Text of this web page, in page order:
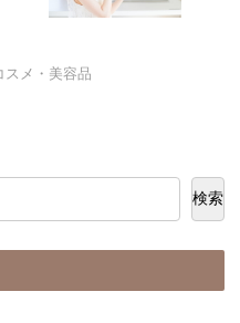
スメ・美容品
検索